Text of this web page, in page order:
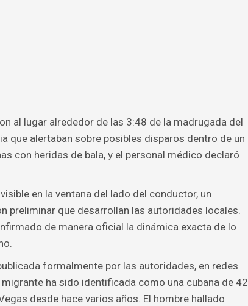
al lugar alrededor de las 3:48 de la madrugada del
que alertaban sobre posibles disparos dentro de un
con heridas de bala, y el personal médico declaró
en la ventana del lado del conductor, un
preliminar que desarrollan las autoridades locales.
de manera oficial la dinámica exacta de lo
formalmente por las autoridades, en redes
ha sido identificada como una cubana de 42
desde hace varios años. El hombre hallado